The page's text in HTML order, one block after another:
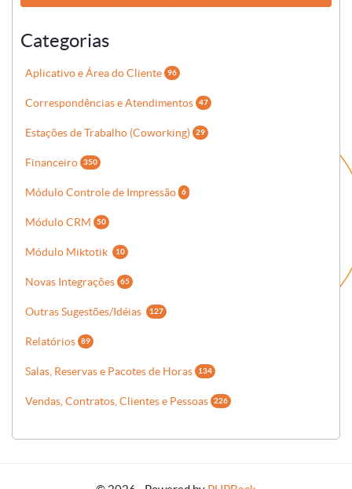
Categorias
Aplicativo e Área do Cliente 96
Correspondências e Atendimentos 47
Estações de Trabalho (Coworking) 29
Financeiro 350
Módulo Controle de Impressão 6
Módulo CRM 50
Módulo Miktotik 10
Novas Integrações 65
Outras Sugestões/Idéias 127
Relatórios 89
Salas, Reservas e Pacotes de Horas 134
Vendas, Contratos, Clientes e Pessoas 226